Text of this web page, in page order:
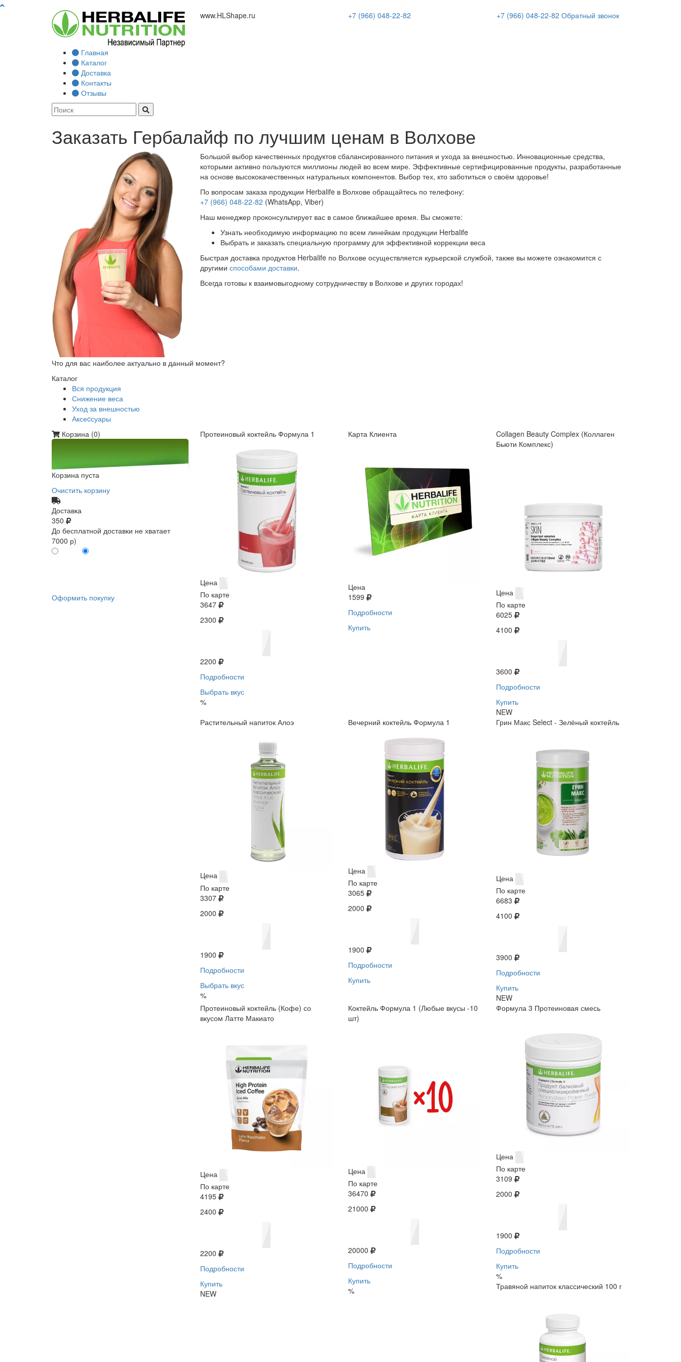
www.HLShape.ru +7 (966) 048-22-82 +7 (966) 048-22-82 Обратный звонок
Главная
Каталог
Доставка
Контакты
Отзывы
Заказать Гербалайф по лучшим ценам в Волхове
Большой выбор качественных продуктов сбалансированного питания и ухода за внешностью. Инновационные средства,
которыми активно пользуются миллионы людей во всем мире. Эффективные сертифицированные продукты, разработанные
на основе высококачественных натуральных компонентов. Выбор тех, кто заботиться о своём здоровье!
По вопросам заказа продукции Herbalife в Волхове обращайтесь по телефону:
+7 (966) 048-22-82 (WhatsApp, Viber)
Наш менеджер проконсультирует вас в самое ближайшее время. Вы сможете:
Узнать необходимую информацию по всем линейкам продукции Herbalife
Выбрать и заказать специальную программу для эффективной коррекции веса
Быстрая доставка продуктов Herbalife по Волхове осуществляется курьерской службой, также вы можете ознакомится с
другими способами доставки.
Всегда готовы к взаимовыгодному сотрудничеству в Волхове и других городах!
Что для вас наиболее актуально в данный момент?
Каталог
Вся продукция
Снижение веса
Уход за внешностью
Аксеcсуары
Корзина (0)
Корзина пуста
Очистить корзину
Доставка
350
До бесплатной доставки не хватает
7000 р)
Оформить покупку
Протеиновый коктейль Формула 1
Цена
По карте
3647
2300
2200
Подробности
Выбрать вкус
%
Карта Клиента
Цена
1599
Подробности
Купить
Collagen Beauty Complex (Коллаген
Бьюти Комплекс)
Цена
По карте
6025
4100
3600
Подробности
Купить
NEW
Растительный напиток Алоэ
Цена
По карте
3307
2000
1900
Подробности
Выбрать вкус
%
Вечерний коктейль Формула 1
Цена
По карте
3065
2000
1900
Подробности
Купить
Грин Макс Select - Зелёный коктейль
Цена
По карте
6683
4100
3900
Подробности
Купить
NEW
Протеиновый коктейль (Кофе) со
вкусом Латте Макиато
Цена
По карте
4195
2400
2200
Подробности
Купить
NEW
Коктейль Формула 1 (Любые вкусы -10
шт)
Цена
По карте
36470
21000
20000
Подробности
Купить
%
Формула 3 Протеиновая смесь
Цена
По карте
3109
2000
1900
Подробности
Купить
%
Травяной напиток классический 100 г